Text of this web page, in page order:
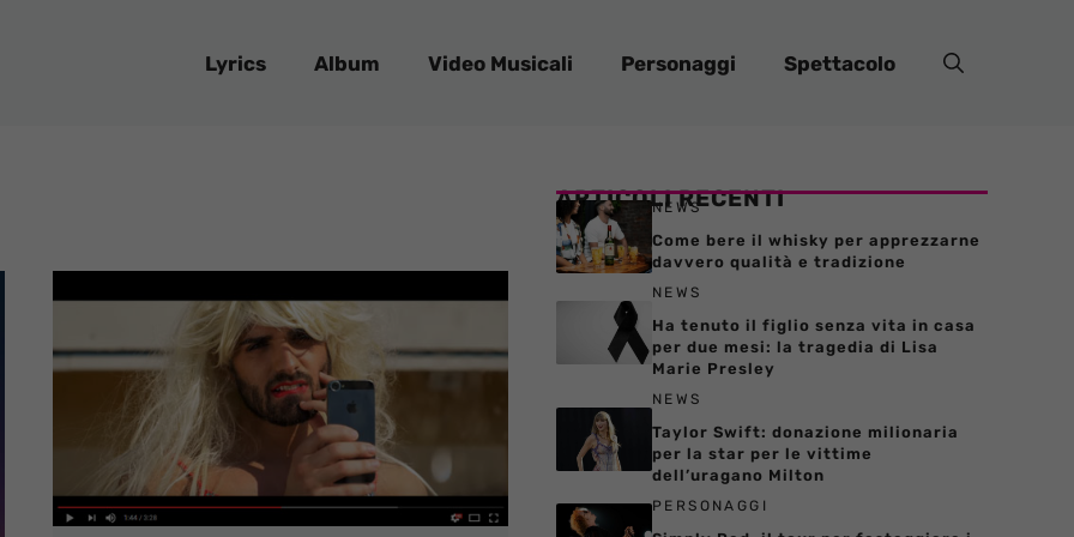
Lyrics Album Video Musicali Personaggi Spettacolo
ARTICOLI RECENTI
NEWS
Come bere il whisky per apprezzarne
davvero qualità e tradizione
NEWS
Ha tenuto il figlio senza vita in casa
per due mesi: la tragedia di Lisa
Marie Presley
NEWS
Taylor Swift: donazione milionaria
per la star per le vittime
dell’uragano Milton
PERSONAGGI